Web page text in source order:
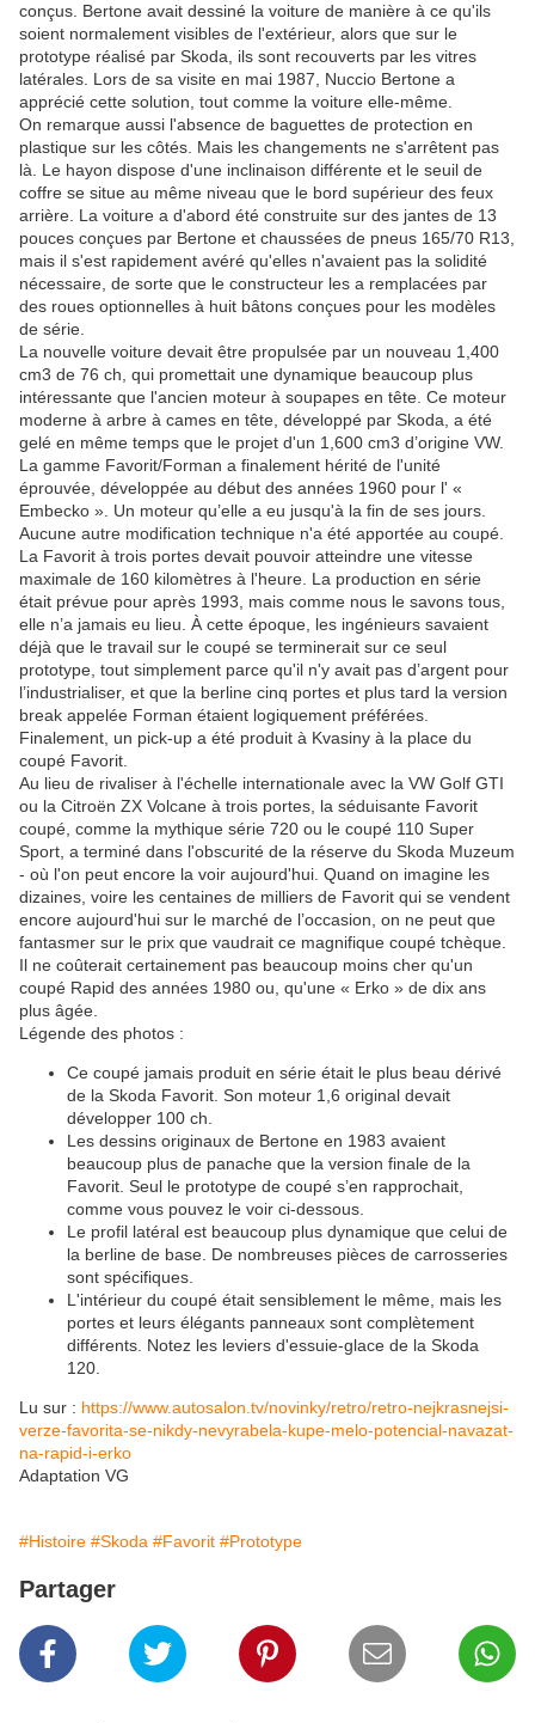
conçus. Bertone avait dessiné la voiture de manière à ce qu'ils
soient normalement visibles de l'extérieur, alors que sur le
prototype réalisé par Skoda, ils sont recouverts par les vitres
latérales. Lors de sa visite en mai 1987, Nuccio Bertone a
apprécié cette solution, tout comme la voiture elle-même.
On remarque aussi l'absence de baguettes de protection en
plastique sur les côtés. Mais les changements ne s'arrêtent pas
là. Le hayon dispose d'une inclinaison différente et le seuil de
coffre se situe au même niveau que le bord supérieur des feux
arrière. La voiture a d'abord été construite sur des jantes de 13
pouces conçues par Bertone et chaussées de pneus 165/70 R13,
mais il s'est rapidement avéré qu'elles n'avaient pas la solidité
nécessaire, de sorte que le constructeur les a remplacées par
des roues optionnelles à huit bâtons conçues pour les modèles
de série.
La nouvelle voiture devait être propulsée par un nouveau 1,400
cm3 de 76 ch, qui promettait une dynamique beaucoup plus
intéressante que l'ancien moteur à soupapes en tête. Ce moteur
moderne à arbre à cames en tête, développé par Skoda, a été
gelé en même temps que le projet d'un 1,600 cm3 d’origine VW.
La gamme Favorit/Forman a finalement hérité de l'unité
éprouvée, développée au début des années 1960 pour l' «
Embecko ». Un moteur qu’elle a eu jusqu'à la fin de ses jours.
Aucune autre modification technique n'a été apportée au coupé.
La Favorit à trois portes devait pouvoir atteindre une vitesse
maximale de 160 kilomètres à l'heure. La production en série
était prévue pour après 1993, mais comme nous le savons tous,
elle n’a jamais eu lieu. À cette époque, les ingénieurs savaient
déjà que le travail sur le coupé se terminerait sur ce seul
prototype, tout simplement parce qu'il n'y avait pas d’argent pour
l’industrialiser, et que la berline cinq portes et plus tard la version
break appelée Forman étaient logiquement préférées.
Finalement, un pick-up a été produit à Kvasiny à la place du
coupé Favorit.
Au lieu de rivaliser à l'échelle internationale avec la VW Golf GTI
ou la Citroën ZX Volcane à trois portes, la séduisante Favorit
coupé, comme la mythique série 720 ou le coupé 110 Super
Sport, a terminé dans l'obscurité de la réserve du Skoda Muzeum
- où l'on peut encore la voir aujourd'hui. Quand on imagine les
dizaines, voire les centaines de milliers de Favorit qui se vendent
encore aujourd'hui sur le marché de l’occasion, on ne peut que
fantasmer sur le prix que vaudrait ce magnifique coupé tchèque.
Il ne coûterait certainement pas beaucoup moins cher qu'un
coupé Rapid des années 1980 ou, qu'une « Erko » de dix ans
plus âgée.
Légende des photos :
Ce coupé jamais produit en série était le plus beau dérivé
de la Skoda Favorit. Son moteur 1,6 original devait
développer 100 ch.
Les dessins originaux de Bertone en 1983 avaient
beaucoup plus de panache que la version finale de la
Favorit. Seul le prototype de coupé s’en rapprochait,
comme vous pouvez le voir ci-dessous.
Le profil latéral est beaucoup plus dynamique que celui de
la berline de base. De nombreuses pièces de carrosseries
sont spécifiques.
L'intérieur du coupé était sensiblement le même, mais les
portes et leurs élégants panneaux sont complètement
différents. Notez les leviers d'essuie-glace de la Skoda
120.
Lu sur : https://www.autosalon.tv/novinky/retro/retro-nejkrasnejsi-
verze-favorita-se-nikdy-nevyrabela-kupe-melo-potencial-navazat-
na-rapid-i-erko
Adaptation VG
#Histoire #Skoda #Favorit #Prototype
Partager